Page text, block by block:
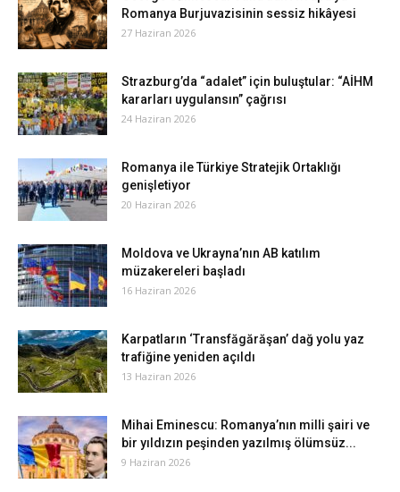
Romanya Burjuvazisinin sessiz hikâyesi
27 Haziran 2026
Strazburg’da “adalet” için buluştular: “AİHM
kararları uygulansın” çağrısı
24 Haziran 2026
Romanya ile Türkiye Stratejik Ortaklığı
genişletiyor
20 Haziran 2026
Moldova ve Ukrayna’nın AB katılım
müzakereleri başladı
16 Haziran 2026
Karpatların ‘Transfăgărăşan’ dağ yolu yaz
trafiğine yeniden açıldı
13 Haziran 2026
Mihai Eminescu: Romanya’nın milli şairi ve
bir yıldızın peşinden yazılmış ölümsüz...
9 Haziran 2026